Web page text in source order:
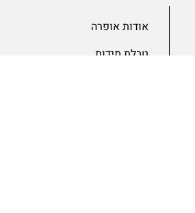
אודות אופרה
טבלת מידות